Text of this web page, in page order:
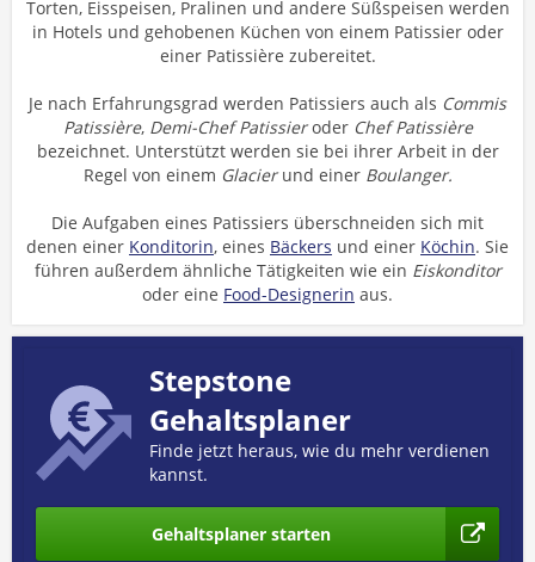
Torten, Eisspeisen, Pralinen und andere Süßspeisen werden
in Hotels und gehobenen Küchen von einem Patissier oder
einer Patissière zubereitet.
Je nach Erfahrungsgrad werden Patissiers auch als Commis
Patissière, Demi-Chef Patissieroder Chef Patissière
bezeichnet. Unterstützt werden sie bei ihrer Arbeit in der
Regel von einem Glacierund einer Boulanger.
Die Aufgaben eines Patissiers überschneiden sich mit
denen einer Konditorin, eines Bäckers und einer Köchin. Sie
führen außerdem ähnliche Tätigkeiten wie ein Eiskonditor
oder eine Food-Designerin aus.
Stepstone
Gehaltsplaner
Finde jetzt heraus, wie du mehr verdienen
kannst.
Gehaltsplaner starten